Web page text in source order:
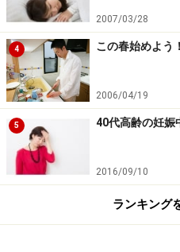
6月4日(日)友引
6月16日(金)友引
6月28日(水)先負
2017年7月の戌の日
7月10日(月)先負
7月22日(土)先負
2007/03/28
4 この春始めよう
2006/04/19
5 40代高齢の妊娠
2016/09/10
ランキング